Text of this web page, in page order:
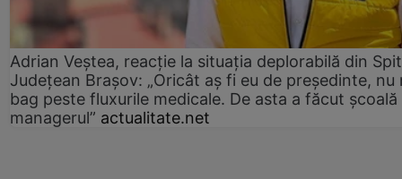
Adrian Veștea, reacție la situația deplorabilă din
Județean Brașov: „Oricât aș fi eu de președinte, nu
bag peste fluxurile medicale. De asta a făcut școală
managerul” actualitate.net